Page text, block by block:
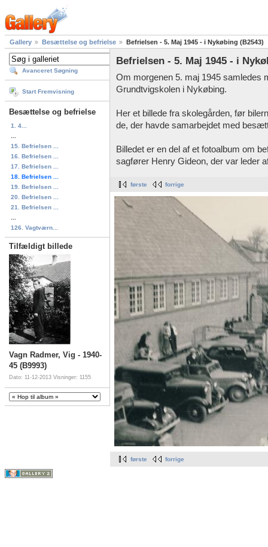
Gallery Besættelse og befrielse Befrielsen - 5. Maj 1945 - i Nykøbing (B2543)
Avanceret Søgning
Start Fremvisning
Besættelse og befrielse
1. 4...
15. Befrielsen ...
16. Befrielsen ...
17. Befrielsen ...
18. Befrielsen ...
19. Befrielsen ...
20. Befrielsen ...
21. Befrielsen ...
126. Vagtværn...
Tilfældigt billede
Vagn Radmer, Vig - 1940-
45 (B9993)
Dato: 11-12-2013 Visninger: 1155
Befrielsen - 5. Maj 1945 - i
Om morgenen 5. maj 1945 samledes
Grundtvigskolen i Nykøbing.
Her et billede fra skolegården, før
de, der havde samarbejdet med
Billedet er en del af et fotoalbum om
sagfører Henry Gideon, der var leder
første forrige
første forrige